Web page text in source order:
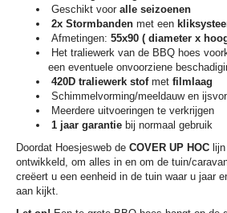
Geschikt voor alle seizoenen
2x Stormbanden met een
Afmetingen: 55x90 ( diameter x
Het traliewerk van de BBQ hoes
een eventuele onvoorziene
420D traliewerk stofmet filmlaag
Schimmelvorming/meeldauw en
Meerdere uitvoeringen te verkrijgen
1 jaar garantie bij normaal gebruik
Doordat Hoesjesweb de COVER UP HOC
ontwikkeld, om alles in en om de tuin/
creëert u een eenheid in de tuin waar u jaar
aan kijkt.